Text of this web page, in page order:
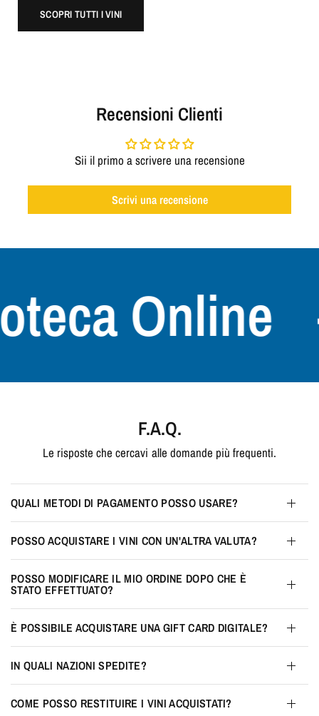
SCOPRI TUTTI I VINI
Recensioni Clienti
Sii il primo a scrivere una recensione
Scrivi una recensione
Online
F.A.Q.
Le risposte che cercavi alle domande più frequenti.
QUALI METODI DI PAGAMENTO POSSO USARE?
POSSO ACQUISTARE I VINI CON UN'ALTRA VALUTA?
POSSO MODIFICARE IL MIO ORDINE DOPO CHE È
STATO EFFETTUATO?
È POSSIBILE ACQUISTARE UNA GIFT CARD DIGITALE?
IN QUALI NAZIONI SPEDITE?
COME POSSO RESTITUIRE I VINI ACQUISTATI?